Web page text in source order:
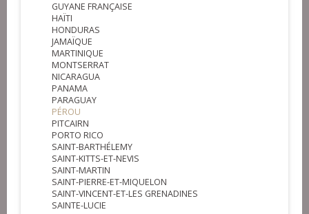
GUYANE FRANÇAISE
HAÏTI
HONDURAS
JAMAÏQUE
MARTINIQUE
MONTSERRAT
NICARAGUA
PANAMA
PARAGUAY
PÉROU
PITCAIRN
PORTO RICO
SAINT-BARTHÉLEMY
SAINT-KITTS-ET-NEVIS
SAINT-MARTIN
SAINT-PIERRE-ET-MIQUELON
SAINT-VINCENT-ET-LES GRENADINES
SAINTE-LUCIE